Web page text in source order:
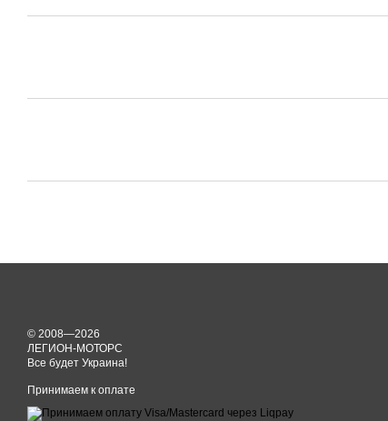
© 2008—2026
ЛЕГИОН-МОТОРС
Все будет Украина!
Принимаем к оплате